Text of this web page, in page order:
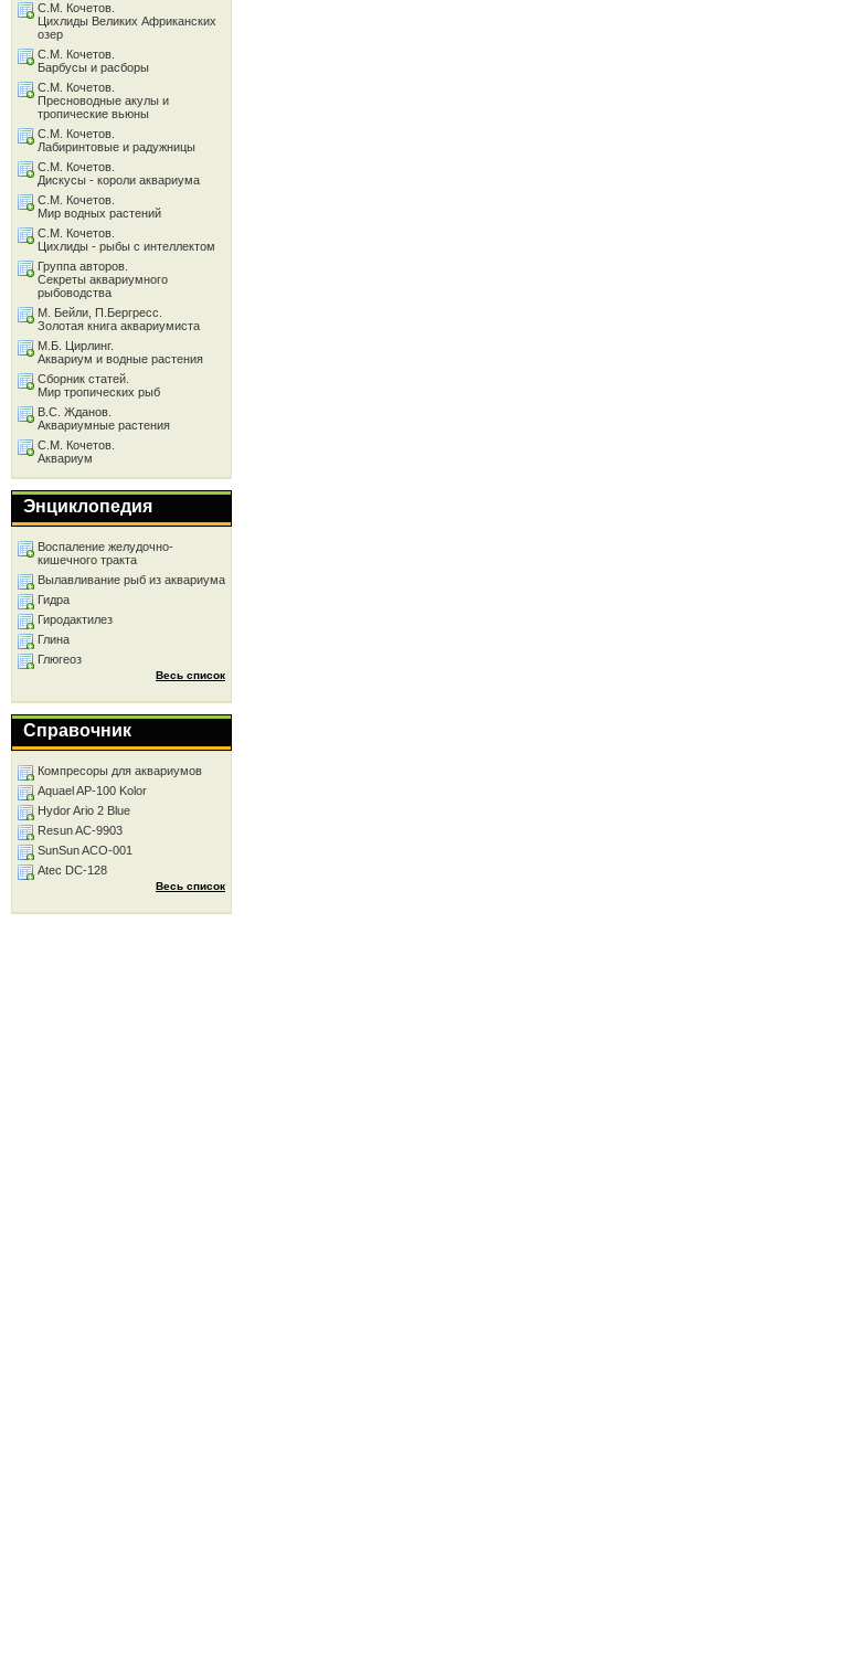
С.М. Кочетов.
Цихлиды Великих Африканских
озер
С.М. Кочетов.
Барбусы и расборы
С.М. Кочетов.
Пресноводные акулы и
тропические вьюны
С.М. Кочетов.
Лабиринтовые и радужницы
С.М. Кочетов.
Дискусы - короли аквариума
С.М. Кочетов.
Мир водных растений
С.М. Кочетов.
Цихлиды - рыбы с интеллектом
Группа авторов.
Секреты аквариумного
рыбоводства
М. Бейли, П.Бергресс.
Золотая книга аквариумиста
М.Б. Цирлинг.
Аквариум и водные растения
Сборник статей.
Мир тропических рыб
В.С. Жданов.
Аквариумные растения
С.М. Кочетов.
Аквариум
Энциклопедия
Воспаление желудочно-
кишечного тракта
Вылавливание рыб из аквариума
Гидра
Гиродактилез
Глина
Глюгеоз
Весь список
Справочник
Компресоры для аквариумов
Aquael AP-100 Kolor
Hydor Ario 2 Blue
Resun AC-9903
SunSun ACO-001
Atec DC-128
Весь список